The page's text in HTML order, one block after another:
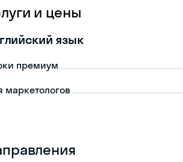
и цены
язык
премиум
маркетологов